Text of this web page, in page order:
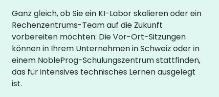
Ganz gleich, ob Sie ein KI-Labor skalieren oder ein
Rechenzentrums-Team auf die Zukunft
vorbereiten möchten: Die Vor-Ort-Sitzungen
können in Ihrem Unternehmen in Schweiz oder in
einem NobleProg-Schulungszentrum stattfinden,
das für intensives technisches Lernen ausgelegt
ist.